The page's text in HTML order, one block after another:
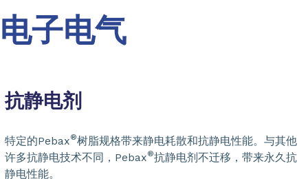
电子电气
抗静电剂
特定的Pebax®树脂规格带来静电耗散和抗静电性能。与其他
许多抗静电技术不同，Pebax®抗静电剂不迁移，带来永久抗
静电性能。